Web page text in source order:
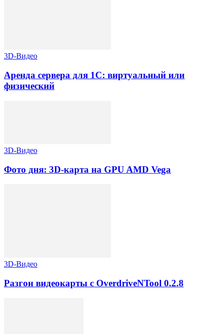
3D-Видео
Аренда сервера для 1С: виртуальный или
физический
3D-Видео
Фото дня: 3D-карта на GPU AMD Vega
3D-Видео
Разгон видеокарты с OverdriveNTool 0.2.8